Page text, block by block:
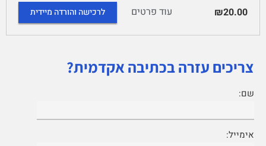
₪20.00
עוד פרטים לרכישה והורדה מיידית
צריכים עזרה בכתיבה אקדמית?
שם:
אימייל: